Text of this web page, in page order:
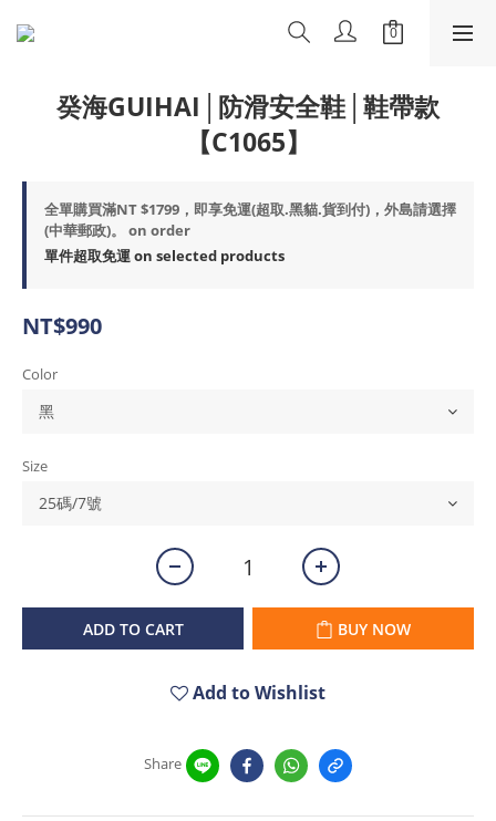
癸海GUIHAI│防滑安全鞋│鞋帶款
【C1065】
全單購買滿NT $1799，即享免運(超取.黑貓.貨到付)，外島請選擇
(中華郵政)。 on order
單件超取免運 on selected products
NT$990
Color
Size
ADD TO CART BUY NOW
Add to Wishlist
Share